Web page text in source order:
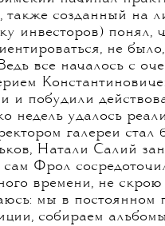
также созданный на
инвесторов) понял,
не
все началось с
и побудили
недель удалось
галереи стал
Натали Салий
Фрол
времени, не
мы в постоянном
собираем